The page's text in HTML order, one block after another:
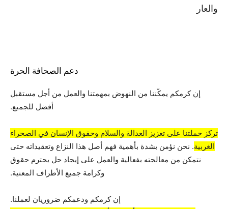
والعار
دعم الصحافة الحرة
إن كرمكم يمكّننا من النهوض بمهمتنا والعمل من أجل مستقبل
أفضل للجميع.
تركز حملتنا على تعزيز العدالة والسلام وحقوق الإنسان في الصحراء
الغربية. نحن نؤمن بشدة بأهمية فهم أصل هذا النزاع وتعقيداته حتى
نتمكن من معالجته بفعالية والعمل على إيجاد حل يحترم حقوق
وكرامة جميع الأطراف المعنية.
إن كرمكم ودعمكم ضروريان لعملنا.